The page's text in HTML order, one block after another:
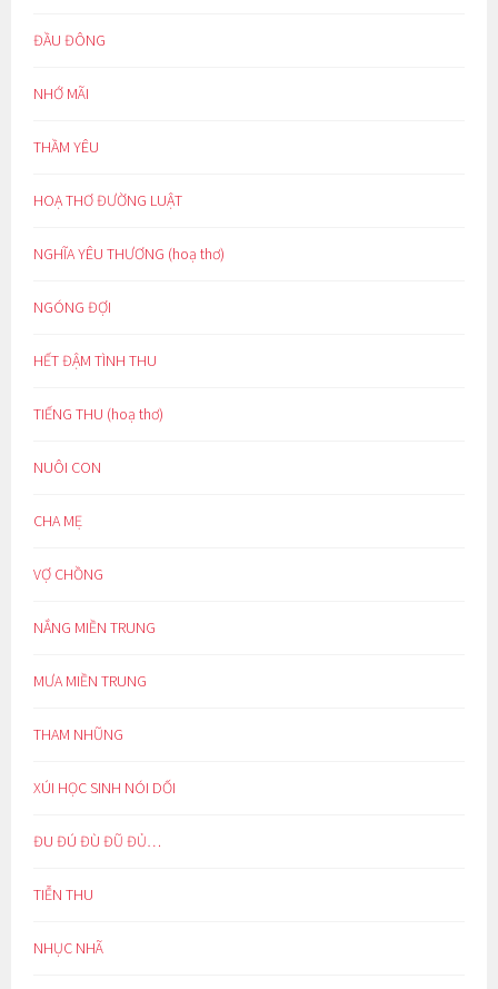
ĐẦU ĐÔNG
NHỚ MÃI
THẦM YÊU
HOẠ THƠ ĐƯỜNG LUẬT
NGHĨA YÊU THƯƠNG (hoạ thơ)
NGÓNG ĐỢI
HẾT ĐẬM TÌNH THU
TIẾNG THU (hoạ thơ)
NUÔI CON
CHA MẸ
VỢ CHỒNG
NẮNG MIỀN TRUNG
MƯA MIỀN TRUNG
THAM NHŨNG
XÚI HỌC SINH NÓI DỐI
ĐU ĐÚ ĐÙ ĐŨ ĐỦ…
TIỄN THU
NHỤC NHÃ